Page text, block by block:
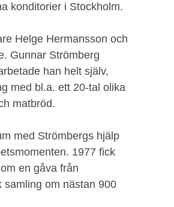
konditorier i Stockholm.
Helge Hermansson och
Gunnar Strömberg
han helt själv,
med bl.a. ett 20-tal olika
matbröd.
med Strömbergs hjälp
1977 fick
en gåva från
samling om nästan 900